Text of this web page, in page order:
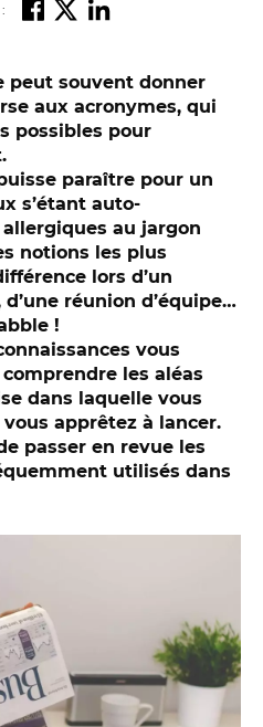
peut souvent donner
aux acronymes, qui
possibles pour
paraître pour un
s’étant auto-
au jargon
notions les plus
lors d’un
réunion d’équipe…
!
vous
les aléas
dans laquelle vous
apprêtez à lancer.
passer en revue les
utilisés dans